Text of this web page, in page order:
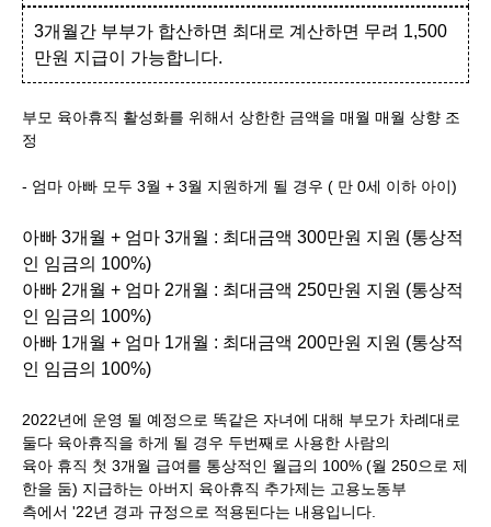
3개월간 부부가 합산하면 최대로 계산하면 무려 1,500
만원 지급이 가능합니다.
부모 육아휴직 활성화를 위해서 상한한 금액을 매월 매월 상향 조
정
- 엄마 아빠 모두 3월 + 3월 지원하게 될 경우 ( 만 0세 이하 아이)
아빠 3개월 + 엄마 3개월 : 최대금액 300만원 지원 (통상적
인 임금의 100%)
아빠 2개월 + 엄마 2개월 : 최대금액 250만원 지원 (통상적
인 임금의 100%)
아빠 1개월 + 엄마 1개월 : 최대금액 200만원 지원 (통상적
인 임금의 100%)
2022년에 운영 될 예정으로 똑같은 자녀에 대해 부모가 차례대로
둘다 육아휴직을 하게 될 경우 두번째로 사용한 사람의
육아 휴직 첫 3개월 급여를 통상적인 월급의 100% (월 250으로 제
한을 둠) 지급하는 아버지 육아휴직 추가제는 고용노동부
측에서 '22년 경과 규정으로 적용된다는 내용입니다.